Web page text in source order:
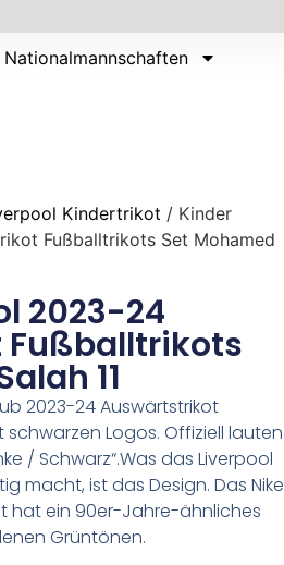
Nationalmannschaften
Kindertrikot / Kinder
Fußballtrikots Set Mohamed
2023-24
11
2023-24 Auswärtstrikot
Logos. Offiziell lauten
/ Schwarz“.Was das Liverpool
macht, ist das Design. Das Nike
hat ein 90er-Jahre-ähnliches
Grüntönen.